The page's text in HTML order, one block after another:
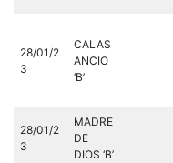
28/01/2
3
CALAS
ANCIO
‘B’
28/01/2
3
MADRE
DE
DIOS ‘B’